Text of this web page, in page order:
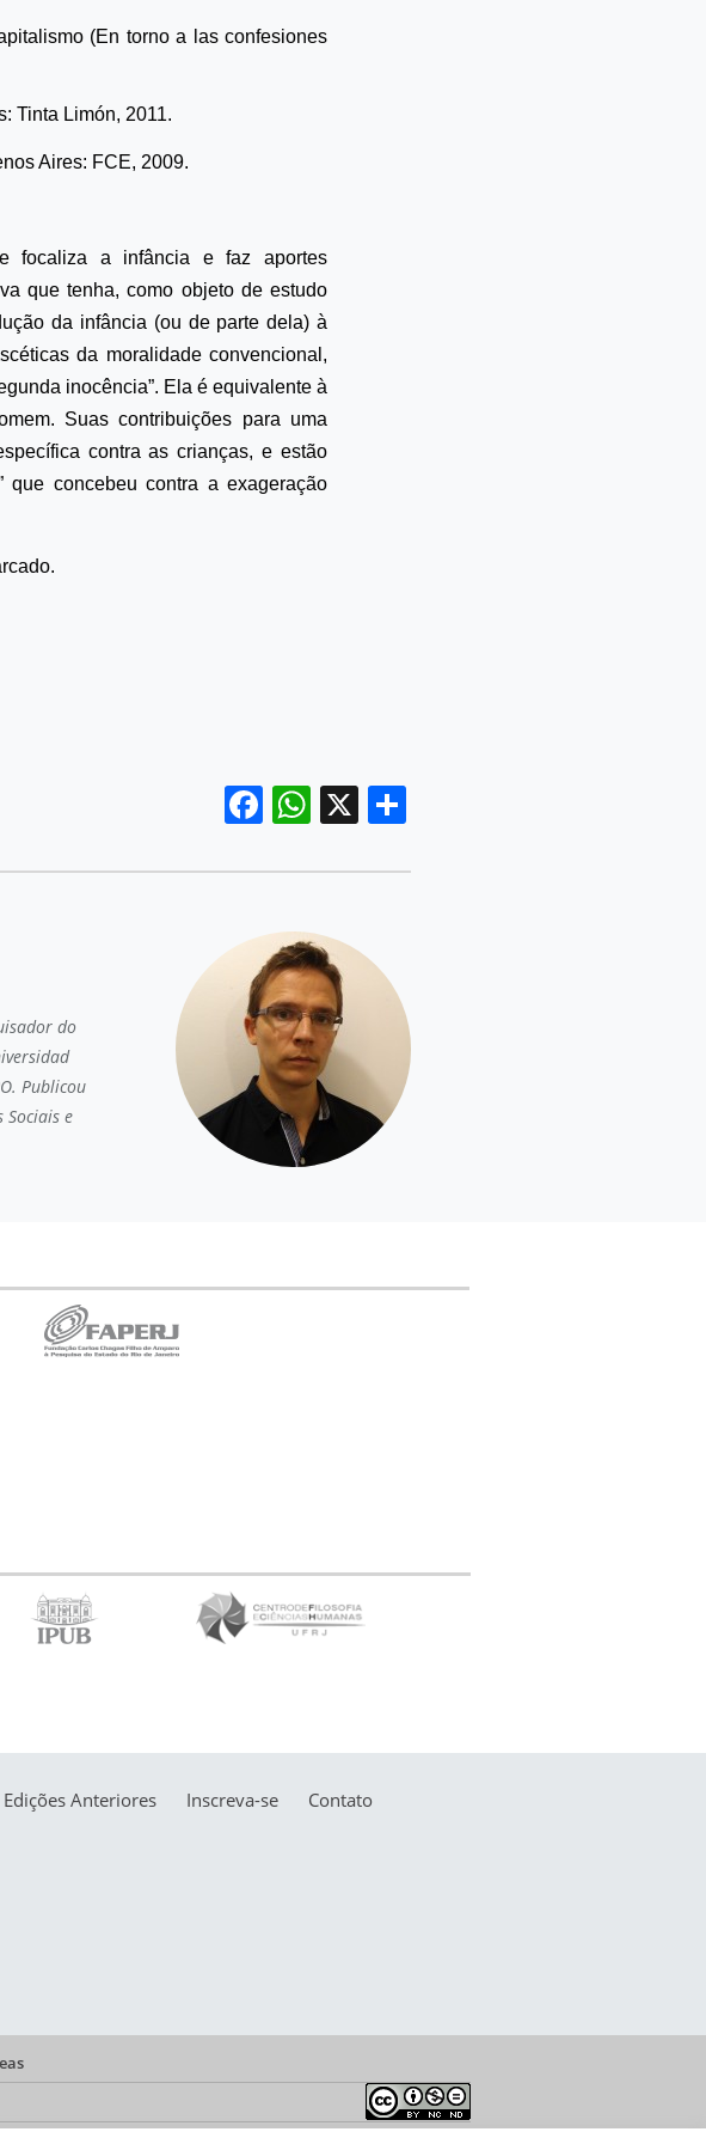
(En torno a las confesiones
Tinta Limón, 2011.
Aires: FCE, 2009.
focaliza a infância e faz aportes
que tenha, como objeto de estudo
da infância (ou de parte dela) à
da moralidade convencional,
inocência”. Ela é equivalente à
Suas contribuições para uma
contra as crianças, e estão
que concebeu contra a exageração
Facebook
WhatsApp
X
do
Publicou
Sociais e
Edições Anteriores Inscreva-se Contato